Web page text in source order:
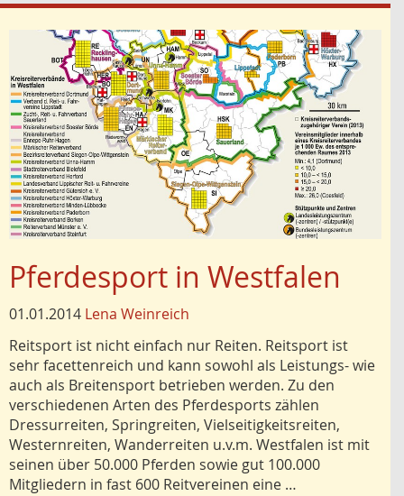
Pferdesport in Westfalen
01.01.2014 Lena Weinreich
Reitsport ist nicht einfach nur Reiten. Reitsport ist
sehr facettenreich und kann sowohl als Leistungs- wie
auch als Breitensport betrieben werden. Zu den
verschiedenen Arten des Pferdesports zählen
Dressurreiten, Springreiten, Vielseitigkeitsreiten,
Westernreiten, Wanderreiten u.v.m. Westfalen ist mit
seinen über 50.000 Pferden sowie gut 100.000
Mitgliedern in fast 600 Reitvereinen eine …